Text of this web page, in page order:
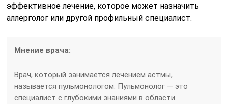
эффективное лечение, которое может назначить
аллерголог или другой профильный специалист.
Мнение врача:
Врач, который занимается лечением астмы,
называется пульмонологом. Пульмонолог — это
специалист с глубокими знаниями в области